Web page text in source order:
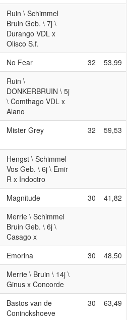
Ruin \ Schimmel
Bruin Geb. \ 7j \
Durango VDL x
Olisco S.f.
No Fear 32
53,99
Ruin \
DONKERBRUIN \ 5j
\ Comthago VDL x
Alano
Mister Grey 32 59,53
Hengst \ Schimmel
Vos Geb. \ 6j \ Emir
R x Indoctro
Magnitude 30
41,82
Merrie \ Schimmel
Bruin Geb. \ 6j \
Casago x
Emorina 30
48,50
Merrie \ Bruin \ 14j \
Ginus x Concorde
Bastos van de
Coninckshoeve
30 63,49